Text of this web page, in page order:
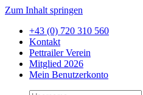
Zum Inhalt springen
+43 (0) 720 310 560
Kontakt
Pettrailer Verein
Mitglied 2026
Mein Benutzerkonto